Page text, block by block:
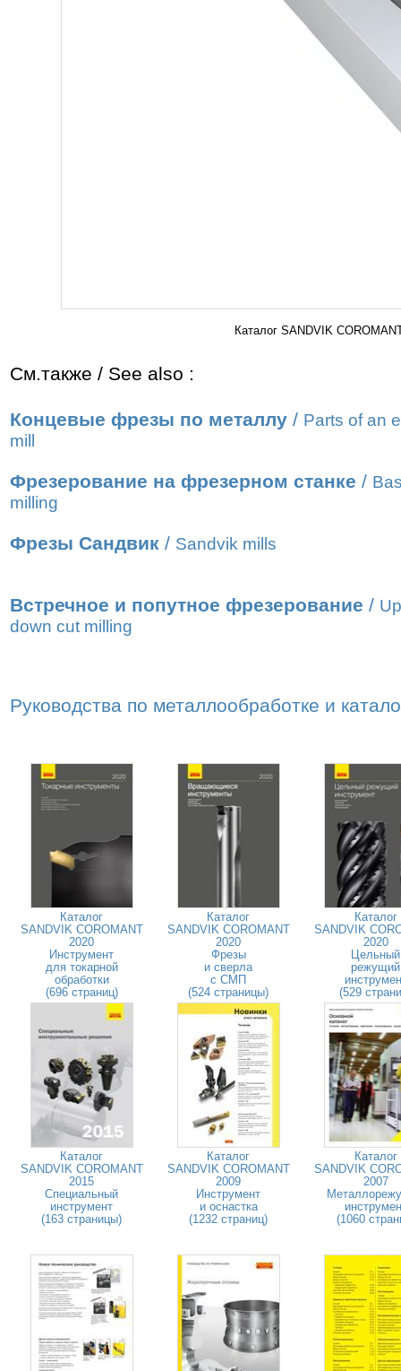
Каталог SANDVIK
См.также / See also :
Концевые фрезы по металлу / Parts of an
mill
Фрезерование на фрезерном станке /
milling
Фрезы Сандвик / Sandvik mills
Встречное и попутное фрезерование /
down cut milling
Руководства по металлообработке и
Каталог
SANDVIK COROMANT
2020
Инструмент
для токарной
обработки
(696 страниц)
Каталог
SANDVIK COROMANT
2020
Фрезы
и сверла
с СМП
(524 страницы)
Каталог
SANDVIK
2020
Цельный
режущий
(529
Каталог
SANDVIK COROMANT
2015
Специальный
инструмент
(163 страницы)
Каталог
SANDVIK COROMANT
2009
Инструмент
и оснастка
(1232 страниц)
Каталог
SANDVIK
2007
(1060